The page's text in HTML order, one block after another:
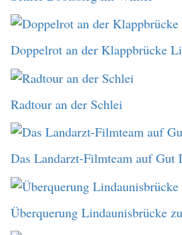
Doppelrot an der Klappbrücke
Radtour an der Schlei
Das Landarzt-Filmteam auf Gut
Überquerung Lindaunisbrücke